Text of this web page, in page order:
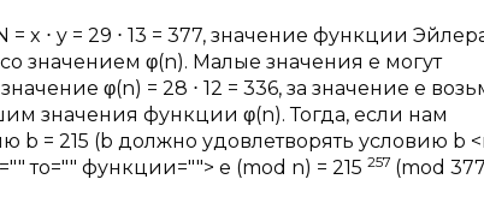
⋅ y = 29 ⋅ 13 = 377, значение функции
со значением φ(n). Малые значения e могут
φ(n) = 28 ⋅ 12 = 336, за значение e
значения функции φ(n). Тогда, если нам
= 215 (b должно удовлетворять условию b
то="" функции=""> e (mod n) = 215 257 (mod